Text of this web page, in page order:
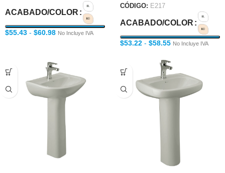
ACABADO/COLOR
$55.43 - $60.98 No Incluye IVA
CÓDIGO: E217
ACABADO/COLOR
$53.22 - $58.55 No Incluye IVA